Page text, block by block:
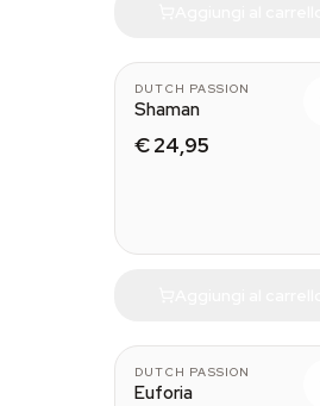
DUTCH PASSION
Shaman
€ 24,95
DUTCH PASSION
Euforia